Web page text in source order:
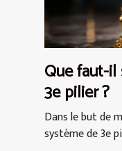
Que faut-
3e pilier ?
Dans le but de
système de 3e